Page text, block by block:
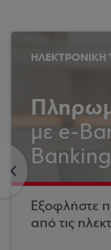
<
ΗΛΕΚΤΡΟΝΙΚΗ
με e-
Banking
Εξοφλήστε
από τις